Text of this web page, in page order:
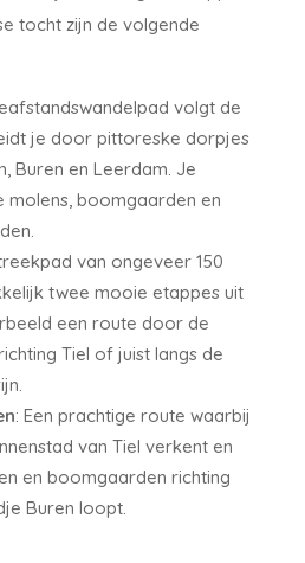
tocht zijn de volgende
volgt de
je door pittoreske dorpjes
Buren en Leerdam. Je
molens, boomgaarden en
van ongeveer 150
twee mooie etappes uit
een route door de
Tiel of juist langs de
: Een prachtige route waarbij
van Tiel verkent en
en boomgaarden richting
Buren loopt.